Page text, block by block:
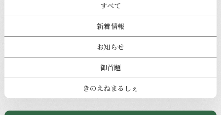
すべて
新着情報
お知らせ
御首題
きのえねまるしぇ